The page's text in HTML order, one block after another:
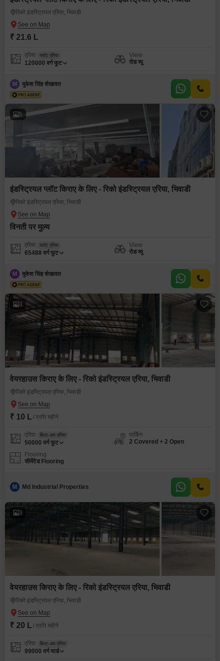
रिको इंडस्ट्रियल एरिया, भिवाडी
₹ 21.6 L
एरिया प्लॉट एरिया
120000 वर्ग फुट
View
रोड व्यू
M मुकेश सिंह शेखावत
5
इंडस्ट्रियल प्लॉट किराए के लिए - रिको इंडस्ट्रियल एरिया, भिवाडी
रिको इंडस्ट्रियल एरिया, भिवाडी
विनती पर मुल्य
एरिया प्लॉट एरिया
65488 वर्ग फुट
View
रोड व्यू
M मुकेश सिंह शेखावत
3
वेयरहाउस किराए के लिए - रिको इंडस्ट्रियल एरिया, भिवाडी
रिको इंडस्ट्रियल एरिया, भिवाडी
₹ 10 L / प्रति महीने
एरिया बिल्ट-अप एरिया
50000 वर्ग फुट
पार्किंग
2 Covered + 2 Open
Flooring
सीमेंटेड Flooring
M Md Industrial Properties
3
वेयरहाउस किराए के लिए - रिको इंडस्ट्रियल एरिया, भिवाडी
रिको इंडस्ट्रियल एरिया, भिवाडी
₹ 20 L / प्रति महीने
एरिया बिल्ट-अप एरिया
99000 वर्ग यार्ड